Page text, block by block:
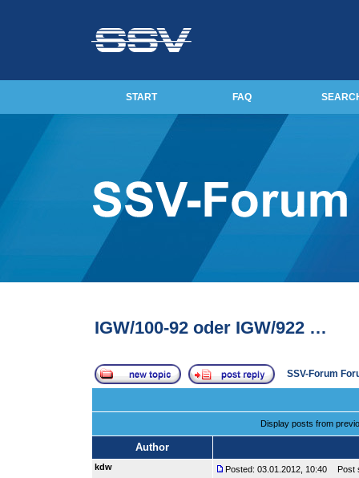
START FAQ
IGW/100-92 oder IGW/922 …
SSV-Forum
Display posts from
Author
kdw Posted: 03.01.2012, 10:40 Post